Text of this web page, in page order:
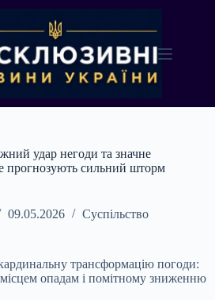
удар негоди та значне
прогнозують сильний шторм
09.05.2026 Суспільство
трансформацію погоди:
опадам і помітному зниженню